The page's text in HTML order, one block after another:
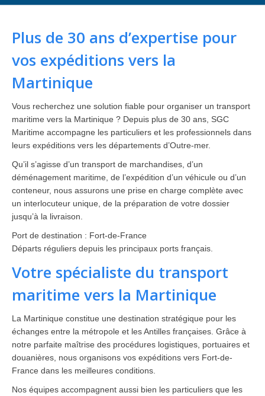
Plus de 30 ans d’expertise pour
vos expéditions vers la
Martinique
Vous recherchez une solution fiable pour organiser un transport
maritime vers la Martinique ? Depuis plus de 30 ans, SGC
Maritime accompagne les particuliers et les professionnels dans
leurs expéditions vers les départements d’Outre-mer.
Qu’il s’agisse d’un transport de marchandises, d’un
déménagement maritime, de l’expédition d’un véhicule ou d’un
conteneur, nous assurons une prise en charge complète avec
un interlocuteur unique, de la préparation de votre dossier
jusqu’à la livraison.
Port de destination : Fort-de-France
Départs réguliers depuis les principaux ports français.
Votre spécialiste du transport
maritime vers la Martinique
La Martinique constitue une destination stratégique pour les
échanges entre la métropole et les Antilles françaises. Grâce à
notre parfaite maîtrise des procédures logistiques, portuaires et
douanières, nous organisons vos expéditions vers Fort-de-
France dans les meilleures conditions.
Nos équipes accompagnent aussi bien les particuliers que les